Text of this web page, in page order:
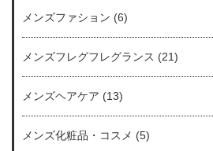
メンズファション (6)
メンズフレグフレグランス (21)
メンズヘアケア (13)
メンズ化粧品・コスメ (5)